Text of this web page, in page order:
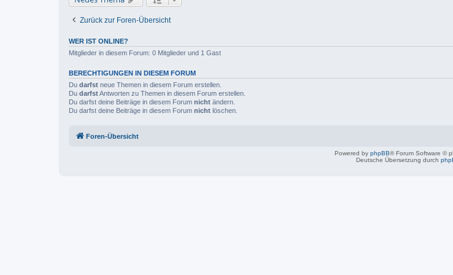
Zurück zur Foren-Übersicht
WER IST ONLINE?
Mitglieder in diesem Forum: 0 Mitglieder und 1 Gast
BERECHTIGUNGEN IN DIESEM FORUM
Du darfst neue Themen in diesem Forum erstellen.
Du darfstAntworten zu Themen in diesem Forum erstellen.
Du darfst deine Beiträge in diesem Forum nicht ändern.
Du darfst deine Beiträge in diesem Forum nicht löschen.
Foren-Übersicht
Powered by phpBB® Forum Software ©
Deutsche Übersetzung durch